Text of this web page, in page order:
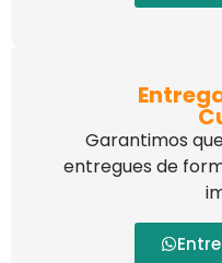
Garantimos
entregues de